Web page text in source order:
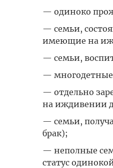
— одиноко
— семьи,
имеющие на
— семьи,
— многодетные
— отдельно
на иждивении
— семьи,
брак);
— неполные
статус